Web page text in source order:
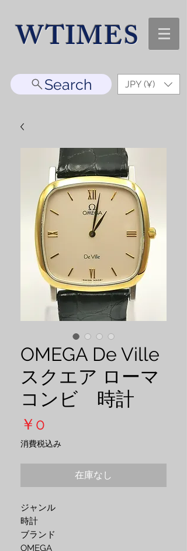
WTIMES
Search JPY (¥)
OMEGA De Ville
スクエア ローマ
コンビ 時計
￥0
格
消費税込み
在庫なし
ジャンル
時計
ブランド
OMEGA